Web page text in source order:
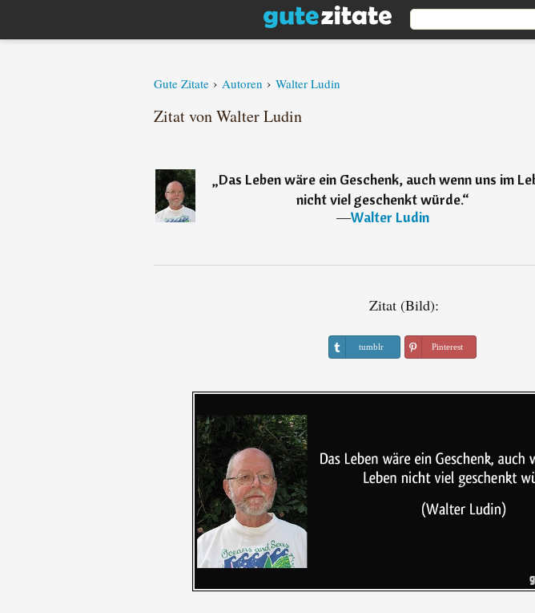
Gute Zitate › Autoren › Walter Ludin
Zitat von Walter Ludin
„Das Leben wäre ein Geschenk, auch wenn uns im
nicht viel geschenkt würde.“
―Walter Ludin
Zitat (Bild):
tumblr Pinterest